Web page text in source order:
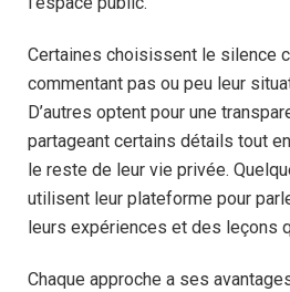
Certaines choisissent le silence
commentant pas ou peu leur
D’autres optent pour une
partageant certains détails tout
le reste de leur vie privée.
utilisent leur plateforme pour
leurs expériences et des leçons
Chaque approche a ses